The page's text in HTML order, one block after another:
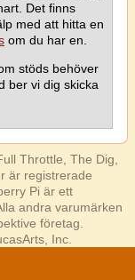
Det finns
med att hitta en
om du har en.
stöds behöver
ber vi dig skicka
Throttle, The Dig,
är registrerade
Pi är ett
andra varumärken
företag.
Inc.